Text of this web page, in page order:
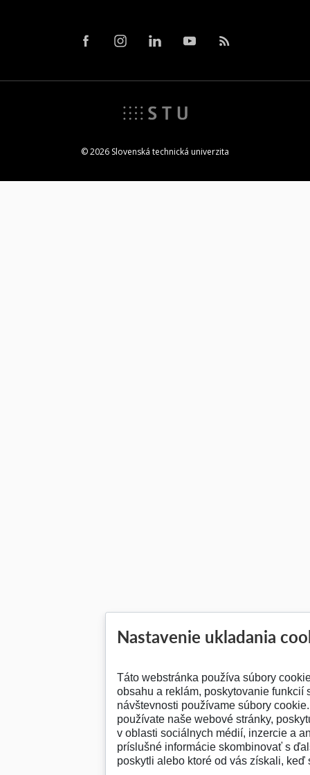
© 2026 Slovenská technická univerzita
Nastavenie ukladania
Táto webstránka používa súbory
obsahu a reklám, poskytovanie funkcií
návštevnosti používame súbory
používate naše webové stránky,
v oblasti sociálnych médií, inzercie a
príslušné informácie skombinovať s
poskytli alebo ktoré od vás získali, keď